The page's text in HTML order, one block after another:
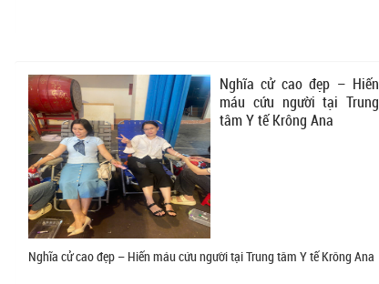
Nghĩa cử cao đẹp – Hiến
máu cứu người tại Trung
tâm Y tế Krông Ana
Nghĩa cử cao đẹp – Hiến máu cứu người tại Trung tâm Y tế Krông Ana